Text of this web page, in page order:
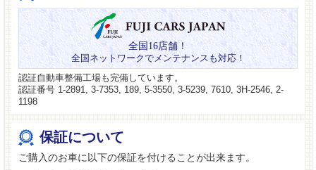
全国16店舗！
全国ネットワークでメンテナンスも対応！
認証自動車整備工場も完備しています。
認証番号 1-2891, 3-7353, 189, 5-3550, 3-5239, 7610, 3H-2546, 2-
1198
保証について
ご購入のお車に以下の保証を付けることが出来ます。